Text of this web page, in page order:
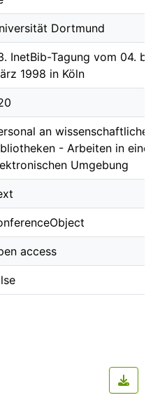
Dortmund
InetBib-Tagung vom 04.
1998 in Köln
an
- Arbeiten in einer
Umgebung
access